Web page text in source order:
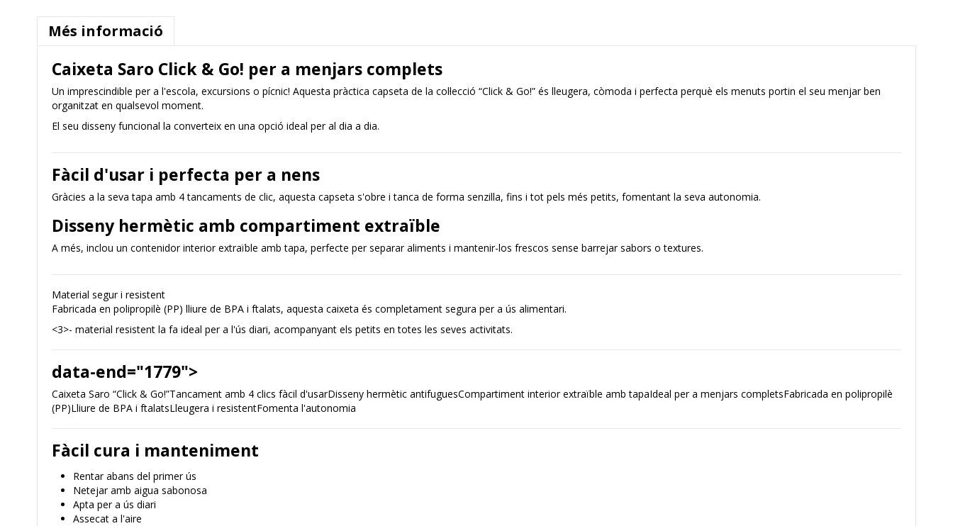
Més informació
Caixeta Saro Click & Go! per a menjars complets
Un imprescindible per a l'escola, excursions o pícnic! Aquesta pràctica capseta de la col·lecció “Click & Go!” és lleugera, còmoda i perfecta perquè els menuts portin el seu menjar ben
organitzat en qualsevol moment.
El seu disseny funcional la converteix en una opció ideal per al dia a dia.
Fàcil d'usar i perfecta per a nens
Gràcies a la seva tapa amb 4 tancaments de clic, aquesta capseta s'obre i tanca de forma senzilla, fins i tot pels més petits, fomentant la seva autonomia.
Disseny hermètic amb compartiment extraïble
A més, inclou un contenidor interior extraïble amb tapa, perfecte per separar aliments i mantenir-los frescos sense barrejar sabors o textures.
Material segur i resistent
Fabricada en polipropilè (PP) lliure de BPA i ftalats, aquesta caixeta és completament segura per a ús alimentari.
<3>- material resistent la fa ideal per a l'ús diari, acompanyant els petits en totes les seves activitats.
data-end="1779">
Caixeta Saro “Click & Go!”Tancament amb 4 clics fàcil d'usarDisseny hermètic antifuguesCompartiment interior extraïble amb tapaIdeal per a menjars completsFabricada en polipropilè
(PP)Lliure de BPA i ftalatsLleugera i resistentFomenta l'autonomia
Fàcil cura i manteniment
Rentar abans del primer ús
Netejar amb aigua sabonosa
Apta per a ús diari
Assecat a l'aire